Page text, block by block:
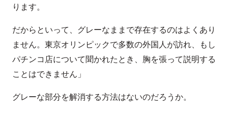
ります。
だからといって、グレーなままで存在するのはよくあり
ません。東京オリンピックで多数の外国人が訪れ、もし
パチンコ店について聞かれたとき、胸を張って説明する
ことはできません」
グレーな部分を解消する方法はないのだろうか。